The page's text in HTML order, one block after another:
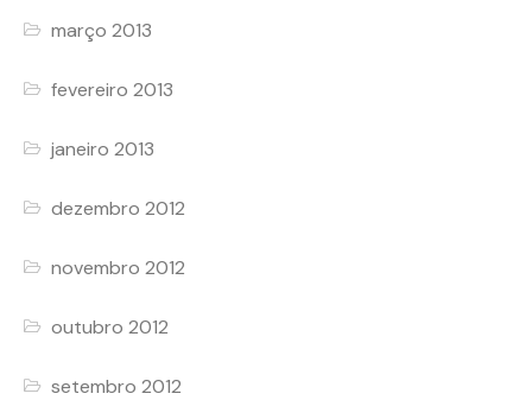
março 2013
fevereiro 2013
janeiro 2013
dezembro 2012
novembro 2012
outubro 2012
setembro 2012